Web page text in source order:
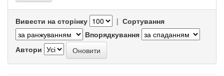
Вивести на сторінку | Сортування
Впорядкування
Автори